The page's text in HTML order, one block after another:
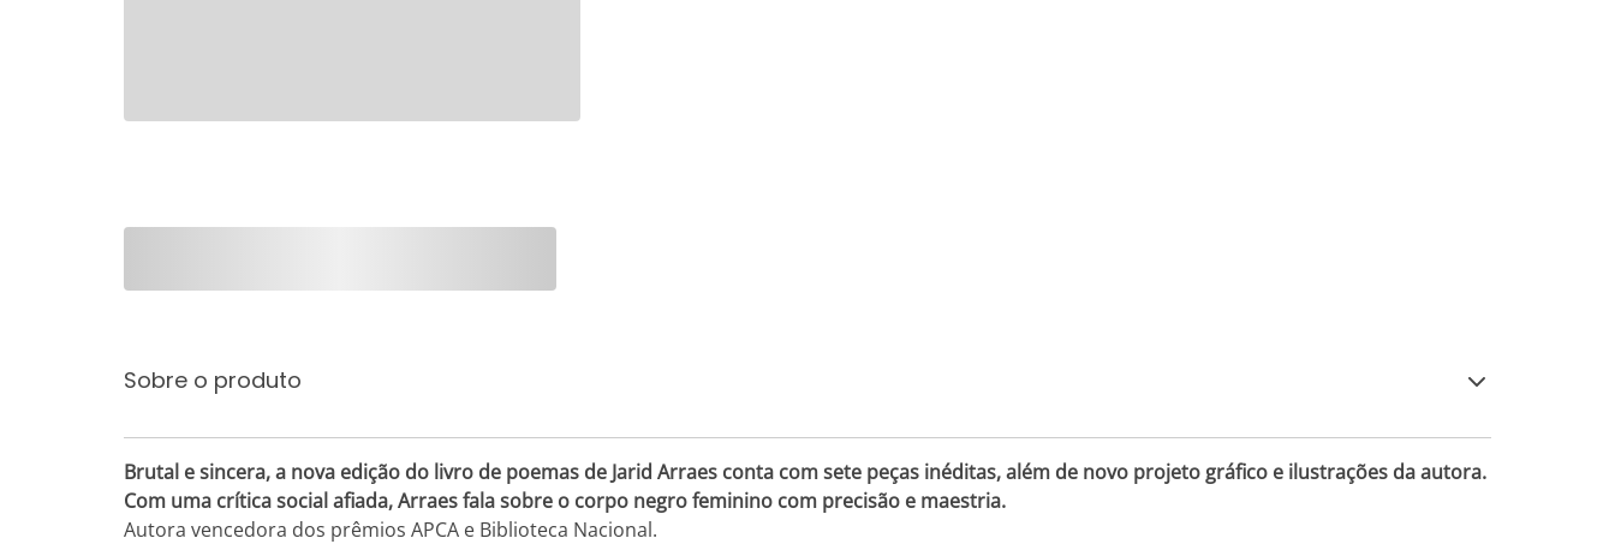
Sobre o produto
Brutal e sincera, a nova edição do livro de poemas de Jarid Arraes conta com sete peças inéditas, além de novo projeto gráfico e ilustrações da autora.
Com uma crítica social afiada, Arraes fala sobre o corpo negro feminino com precisão e maestria.
Autora vencedora dos prêmios APCA e Biblioteca Nacional.